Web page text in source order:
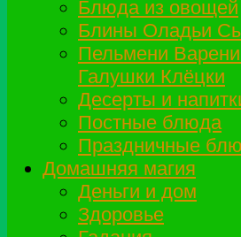
Блюда из овощей
Блины Оладьи
Пельмени
Галушки Клёцки
Десерты и
Постные блюда
Праздничные
Домашняя магия
Деньги и дом
Здоровье